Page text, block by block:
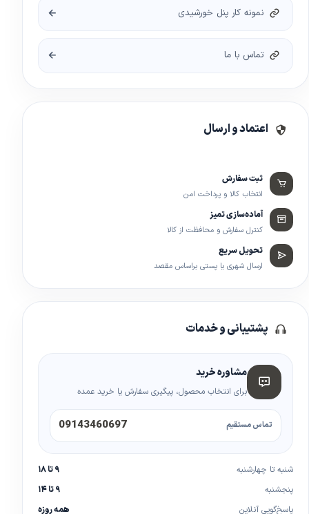
نمونه کار پنل خورشیدی
تماس با ما
اعتماد و ارسال
ثبت سفارش
انتخاب کالا و پرداخت امن
آماده‌سازی تمیز
کنترل سفارش و محافظت از کالا
تحویل سریع
ارسال شهری یا پستی براساس مقصد
پشتیبانی و خدمات
مشاوره خرید
برای انتخاب محصول، پیگیری سفارش یا خرید عمده
تماس مستقیم 09143460697
شنبه تا چهارشنبه
۹ تا ۱۸
پنجشنبه
۹ تا ۱۴
پاسخ‌گویی آنلاین
همه روزه